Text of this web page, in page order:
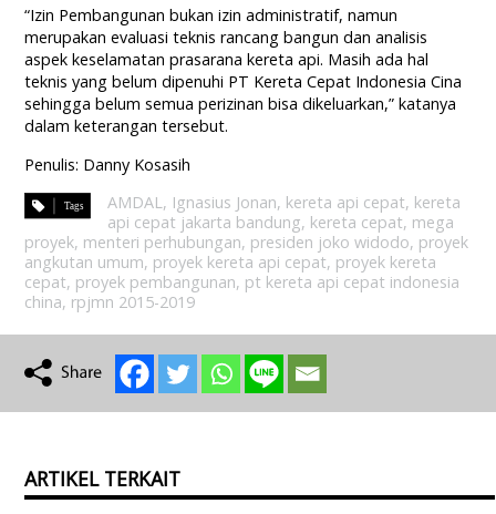
“Izin Pembangunan bukan izin administratif, namun
merupakan evaluasi teknis rancang bangun dan analisis
aspek keselamatan prasarana kereta api. Masih ada hal
teknis yang belum dipenuhi PT Kereta Cepat Indonesia Cina
sehingga belum semua perizinan bisa dikeluarkan,” katanya
dalam keterangan tersebut.
Penulis: Danny Kosasih
AMDAL , Ignasius Jonan, kereta api cepat, kereta
api cepat jakarta bandung, kereta cepat, mega
proyek, menteri perhubungan, presiden joko widodo, proyek
angkutan umum, proyek kereta api cepat, proyek kereta
cepat, proyek pembangunan, pt kereta api cepat indonesia
china, rpjmn 2015-2019
ARTIKEL TERKAIT